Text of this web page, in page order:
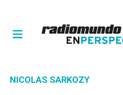
NICOLAS SARKOZY